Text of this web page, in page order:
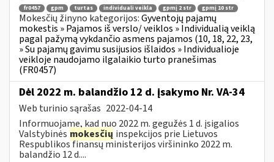
fr0457 gpm turtas individuali veikla gpmį 2 str gpmį 10 str
Mokesčių žinyno kategorijos:Gyventojų pajamų
mokestis » Pajamos iš verslo/ veiklos » Individualią veiklą
pagal pažymą vykdančio asmens pajamos (10, 18, 22, 23,
» Su pajamų gavimu susijusios išlaidos » Individualioje
veikloje naudojamo ilgalaikio turto pranešimas
(FR0457)
Dėl 2022 m. balandžio 12 d. įsakymo Nr. VA-34
Web turinio sąrašas 2022-04-14
Informuojame, kad nuo 2022 m. gegužės 1 d. įsigalios
Valstybinės mokesčių inspekcijos prie Lietuvos
Respublikos finansų ministerijos viršininko 2022 m.
balandžio 12 d....